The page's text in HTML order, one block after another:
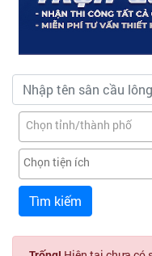
Chọn tỉnh/thành phố
Tìm kiếm